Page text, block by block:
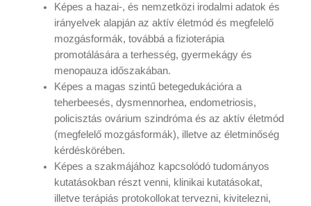
Képes a hazai-, és nemzetközi irodalmi adatok és
irányelvek alapján az aktív életmód és megfelelő
mozgásformák, továbbá a fizioterápia
promotálására a terhesség, gyermekágy és
menopauza időszakában.
Képes a magas szintű betegedukációra a
teherbeesés, dysmennorhea, endometriosis,
policisztás ovárium szindróma és az aktív életmód
(megfelelő mozgásformák), illetve az életminőség
kérdéskörében.
Képes a szakmájához kapcsolódó tudományos
kutatásokban részt venni, klinikai kutatásokat,
illetve terápiás protokollokat tervezni, kivitelezni,